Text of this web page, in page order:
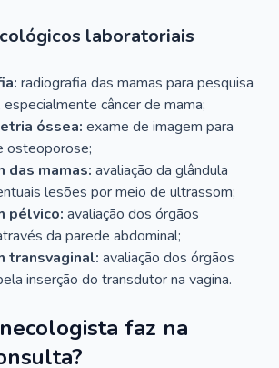
laboratoriais
radiografia das mamas para pesquisa
câncer de mama;
óssea: exame de imagem para
osteoporose;
das mamas: avaliação da glândula
lesões por meio de ultrassom;
pélvico: avaliação dos órgãos
da parede abdominal;
transvaginal: avaliação dos órgãos
inserção do transdutor na vagina.
faz na